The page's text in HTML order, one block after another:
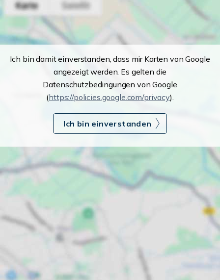
Ich bin damit einverstanden, dass mir Karten von Google
angezeigt werden. Es gelten die
Datenschutzbedingungen von Google
(https://policies.google.com/privacy).
Ich bin einverstanden